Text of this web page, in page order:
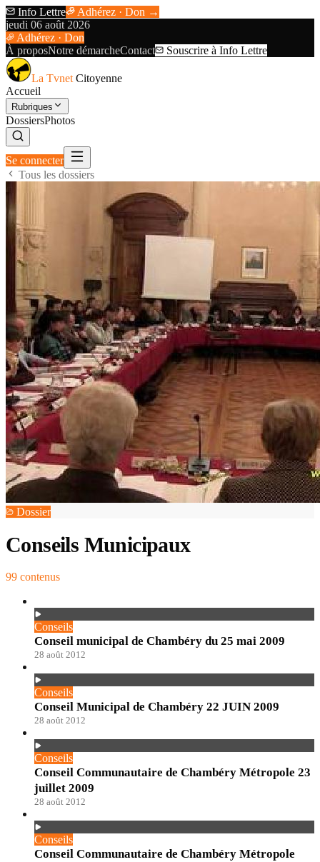
Info Lettre
Adhérez · Don →
jeudi 06 août 2026
Adhérez · Don
À proposNotre démarcheContact Souscrire à Info Lettre
La Tvnet Citoyenne
Accueil
Rubriques
DossiersPhotos
Se connecter
Tous les dossiers
Dossier
Conseils Municipaux
99 contenus
Conseils
Conseil municipal de Chambéry du 25 mai 2009
28 août 2012
Conseils
Conseil Municipal de Chambéry 22 JUIN 2009
28 août 2012
Conseils
Conseil Communautaire de Chambéry Métropole 23
juillet 2009
28 août 2012
Conseils
Conseil Communautaire de Chambéry Métropole